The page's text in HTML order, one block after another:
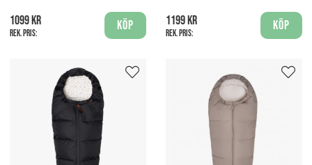
1099 kr
Rek. pris:
Köp
1199 kr
Rek. pris:
Köp